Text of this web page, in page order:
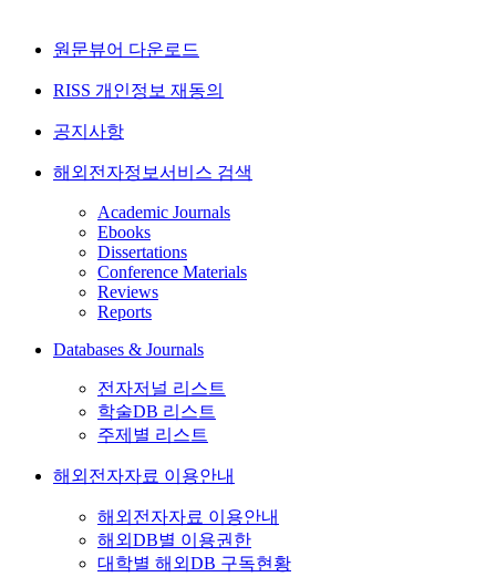
원문뷰어 다운로드
RISS 개인정보 재동의
공지사항
해외전자정보서비스 검색
Academic Journals
Ebooks
Dissertations
Conference Materials
Reviews
Reports
Databases & Journals
전자저널 리스트
학술DB 리스트
주제별 리스트
해외전자자료 이용안내
해외전자자료 이용안내
해외DB별 이용권한
대학별 해외DB 구독현황